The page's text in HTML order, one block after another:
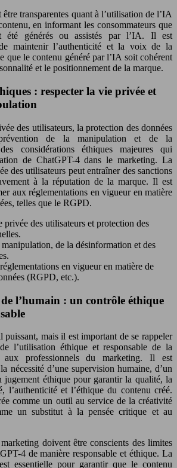
transparentes quant à l’utilisation de l’IA
en informant les consommateurs que
été générés ou assistés par l’IA. Il est
maintenir l’authenticité et la voix de la
que le contenu généré par l’IA soit cohérent
et le positionnement de la marque.
: respecter la vie privée et
des utilisateurs, la protection des données
de la manipulation et de la
considérations éthiques majeures qui
de ChatGPT-4 dans le marketing. La
des utilisateurs peut entraîner des sanctions
à la réputation de la marque. Il est
aux réglementations en vigueur en matière
telles que le RGPD.
privée des utilisateurs et protection des
de la désinformation et des
en vigueur en matière de
(RGPD, etc.).
l’humain : un contrôle éthique
mais il est important de se rappeler
l’utilisation éthique et responsable de la
aux professionnels du marketing. Il est
nécessité d’une supervision humaine, d’un
jugement éthique pour garantir la qualité, la
l’authenticité et l’éthique du contenu créé.
comme un outil au service de la créativité
un substitut à la pensée critique et au
doivent être conscients des limites
4 de manière responsable et éthique. La
essentielle pour garantir que le contenu